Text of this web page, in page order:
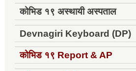
कोभिड १९ अस्थायी अस्पताल
Devnagiri Keyboard (DP)
कोभिड १९ Report & AP